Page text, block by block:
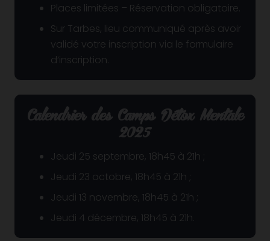
Places limitées – Réservation obligatoire.
Sur Tarbes, lieu communiqué après avoir
validé votre inscription via le formulaire
d’inscription.
Calendrier des Camps Détox Mentale
2025
Jeudi 25 septembre, 18h45 à 21h ;
Jeudi 23 octobre, 18h45 à 21h ;
Jeudi 13 novembre, 18h45 à 21h ;
Jeudi 4 décembre, 18h45 à 21h.